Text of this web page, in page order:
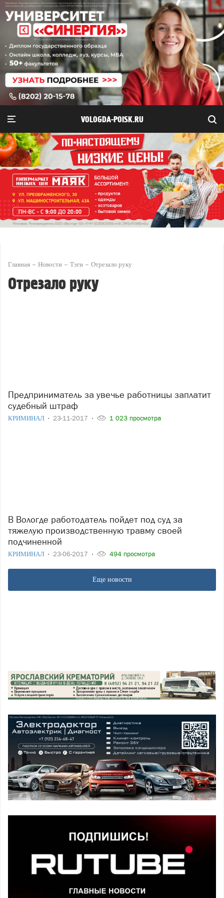
VOLOGDA-POISK.RU
Главная Новости Тэги Отрезало руку
Отрезало руку
Предприниматель за увечье работницы заплатит
судебный штраф
КРИМИНАЛ 23-11-2017 1 023 просмотра
В Вологде работодатель пойдет под суд за
тяжелую производственную травму своей
подчиненной
КРИМИНАЛ 23-06-2017 494 просмотра
Еще новости